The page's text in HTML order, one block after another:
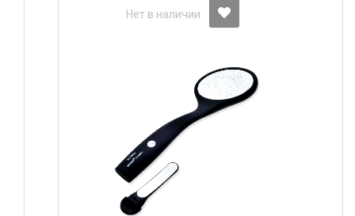
Нет в наличии